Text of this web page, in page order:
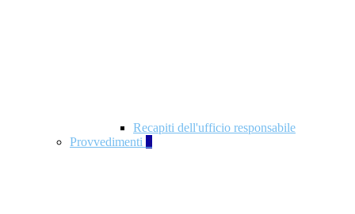
Recapiti dell'ufficio responsabile
Provvedimenti 3